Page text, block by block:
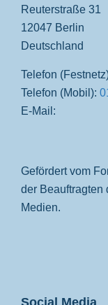
Reuterstraße 31
12047 Berlin
Deutschland
Telefon
Telefon (Mobil):
E-Mail:
Gefördert vom
der Beauftragten
Medien.
Social Media